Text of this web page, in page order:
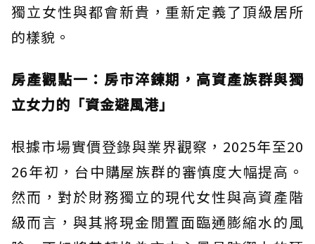
獨立女性與都會新貴，重新定義了頂級居所
的樣貌。
房產觀點一：房市淬鍊期，高資產族群與獨
立女力的「資金避風港」
根據市場實價登錄與業界觀察，2025年至20
26年初，台中購屋族群的審慎度大幅提高。
然而，對於財務獨立的現代女性與高資產階
級而言，與其將現金閒置面臨通膨縮水的風